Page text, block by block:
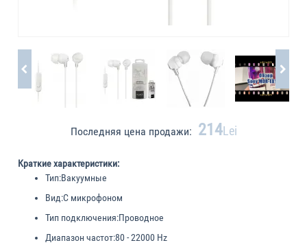
Последняя цена продажи: 214Lei
Краткие характеристики:
Тип:Вакуумные
Вид:С микрофоном
Тип подключения:Проводное
Диапазон частот:80 - 22000 Hz